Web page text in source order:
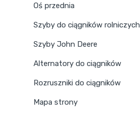
Oś przednia
Szyby do ciągników rolniczych
Szyby John Deere
Alternatory do ciągników
Rozruszniki do ciągników
Mapa strony